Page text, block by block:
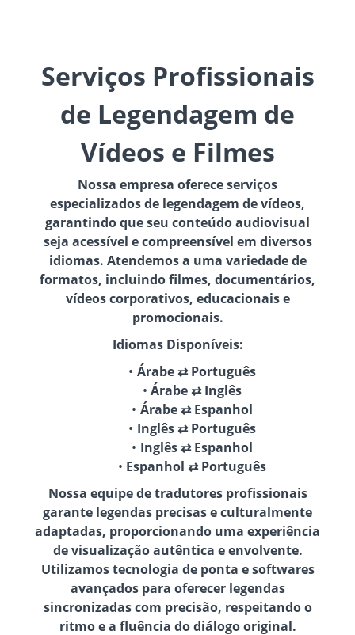
Serviços Profissionais
de Legendagem de
Vídeos e Filmes
Nossa empresa oferece serviços
especializados de legendagem de vídeos,
garantindo que seu conteúdo audiovisual
seja acessível e compreensível em diversos
idiomas. Atendemos a uma variedade de
formatos, incluindo filmes, documentários,
vídeos corporativos, educacionais e
promocionais.
Idiomas Disponíveis:
Árabe ⇄ Português
Árabe ⇄ Inglês
Árabe ⇄ Espanhol
Inglês ⇄ Português
Inglês ⇄ Espanhol
Espanhol ⇄ Português
Nossa equipe de tradutores profissionais
garante legendas precisas e culturalmente
adaptadas, proporcionando uma experiência
de visualização autêntica e envolvente.
Utilizamos tecnologia de ponta e softwares
avançados para oferecer legendas
sincronizadas com precisão, respeitando o
ritmo e a fluência do diálogo original.